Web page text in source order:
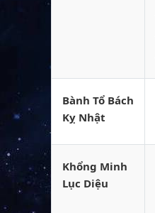
Bành Tổ Bách
Kỵ Nhật
Khổng Minh
Lục Diệu